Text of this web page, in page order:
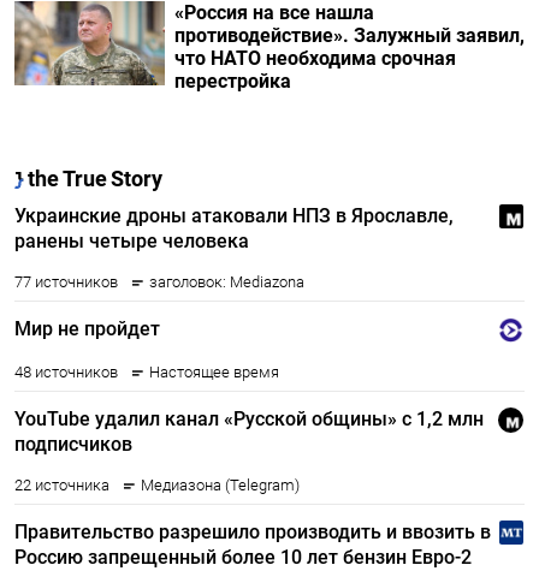
«Россия на все нашла
противодействие». Залужный заявил,
что НАТО необходима срочная
перестройка